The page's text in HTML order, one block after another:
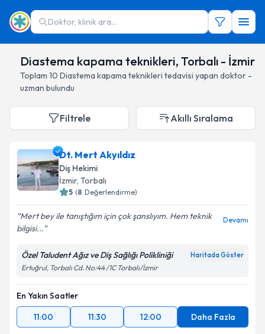
Doktor, klinik ara...
Diastema kapama teknikleri, Torbalı - İzmir
Toplam 10 Diastema kapama teknikleri tedavisi yapan doktor -
uzman bulundu
Filtrele Akıllı Sıralama
Dt. Mert Akyıldız
Diş Hekimi
İzmir, Torbalı
5 (8 Değerlendirme)
Mert bey ile tanıştığım için çok şanslıyım. Hem teknik
bilgisi...
Devamı
Özel Taludent Ağız ve Diş Sağlığı Polikliniği Haritada Göster
Ertuğrul, Torbalı Cd. No:44 /1C Torbalı/İzmir
En Yakın Saatler
11:00
11:30 12:00 Daha Fazla